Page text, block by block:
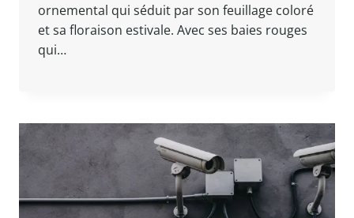
ornemental qui séduit par son feuillage coloré
et sa floraison estivale. Avec ses baies rouges
qui…